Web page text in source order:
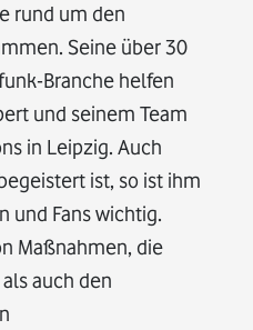
rund um den
Seine über 30
Branche helfen
und seinem Team
in Leipzig. Auch
ist, so ist ihm
und Fans wichtig.
Maßnahmen, die
auch den